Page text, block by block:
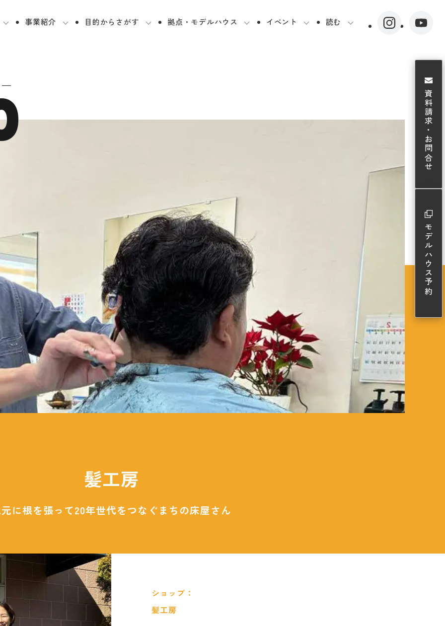
事業紹介 目的からさがす 拠点・モデルハウス イベント 読む
髪工房
に根を張って20年世代をつなぐまちの床屋さん
ショップ：
髪工房
資料請求・お問合せ
モデルハウス予約